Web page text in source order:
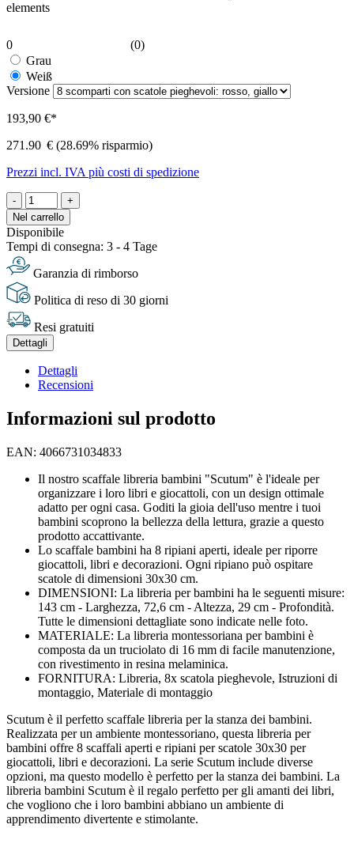
0
(0)
Grau
Weiß
Versione
193,90 €*
271.90 € (28.69% risparmio)
Prezzi incl. IVA più costi di spedizione
-
+
Nel carrello
Disponibile
Tempi di consegna: 3 - 4 Tage
Garanzia di rimborso
Politica di reso di 30 giorni
Resi gratuiti
Dettagli
Dettagli
Recensioni
Informazioni sul prodotto
EAN: 4066731034833
Il nostro scaffale libreria bambini "Scutum" è l'ideale per
organizzare i loro libri e giocattoli, con un design ottimale
adatto per ogni casa. Goditi la gioia dell'uso mentre i tuoi
bambini scoprono la bellezza della lettura, grazie a questo
prodotto accattivante.
Lo scaffale bambini ha 8 ripiani aperti, ideale per riporre
giocattoli, libri e decorazioni. Ogni ripiano può ospitare
scatole di dimensioni 30x30 cm.
DIMENSIONI: La libreria per bambini ha le seguenti misure:
143 cm - Larghezza, 72,6 cm - Altezza, 29 cm - Profondità.
Tutte le dimensioni dettagliate sono indicate nelle foto.
MATERIALE: La libreria montessoriana per bambini è
composta da un truciolato di 16 mm di facile manutenzione,
con rivestimento in resina melaminica.
FORNITURA: Libreria, 8x scatola pieghevole, Istruzioni di
montaggio, Materiale di montaggio
Scutum è il perfetto scaffale libreria per la stanza dei bambini.
Realizzata per un ambiente montessoriano, questa libreria per
bambini offre 8 scaffali aperti e ripiani per scatole 30x30 per
giocattoli, libri e decorazioni. La serie Scutum include diverse
opzioni, ma questo modello è perfetto per la stanza dei bambini. La
libreria bambini Scutum è il regalo perfetto per gli amanti dei libri,
che vogliono che i loro bambini abbiano un ambiente di
apprendimento divertente e stimolante.